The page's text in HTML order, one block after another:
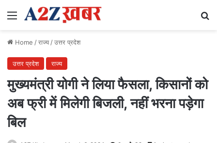
Menu
Home /राज्य/उत्तर प्रदेश
उत्तर प्रदेश राज्य
मुख्यमंत्री योगी ने लिया फैसला, किसानों को
अब फ्री में मिलेगी बिजली, नहीं भरना पड़ेगा
बिल